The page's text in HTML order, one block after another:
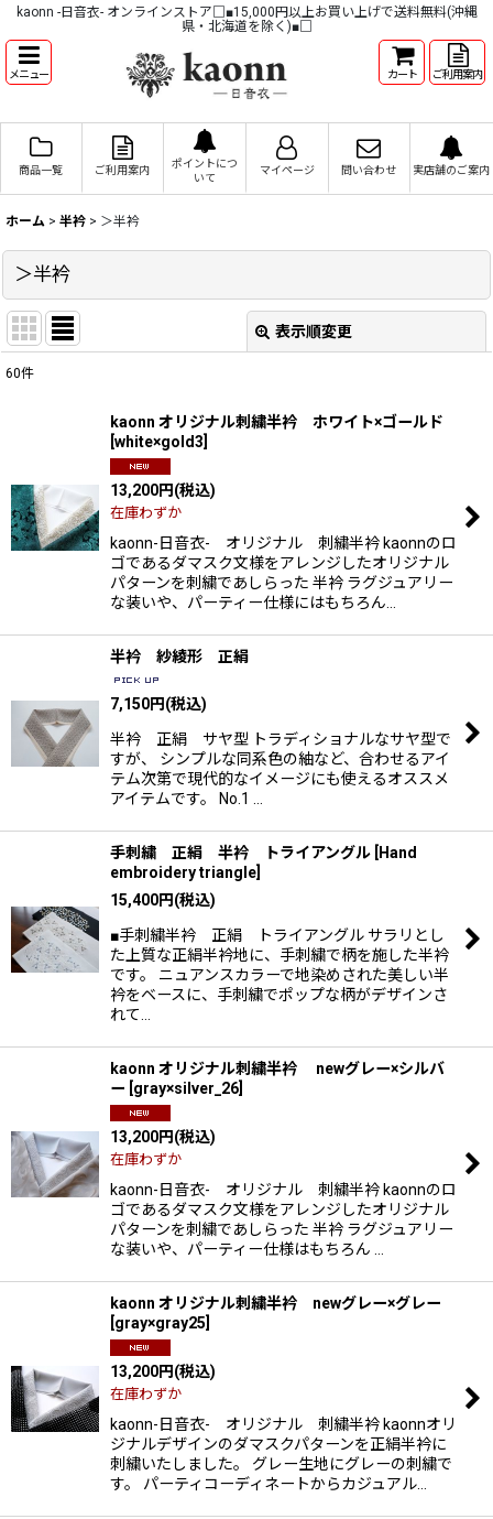
kaonn -日音衣- オンラインストア□■15,000円以上お買い上げで送料無料(沖縄
県・北海道を除く)■□
メニュー カート ご利用案内
商品一覧 ご利用案内
ポイントにつ
いて
マイページ 問い合わせ 実店舗のご案内
ホーム > 半衿 > ＞半衿
＞半衿
表示順変更
60件
kaonn オリジナル刺繍半衿 ホワイト×ゴールド
white×gold3
13,200円(税込)
在庫わずか
kaonn-日音衣- オリジナル 刺繍半衿 kaonnのロ
ゴであるダマスク文様をアレンジしたオリジナル
パターンを刺繍であしらった 半衿 ラグジュアリー
な装いや、パーティー仕様にはもちろん…
半衿 紗綾形 正絹
7,150円(税込)
半衿 正絹 サヤ型 トラディショナルなサヤ型で
すが、 シンプルな同系色の紬など、合わせるアイ
テム次第で現代的なイメージにも使えるオススメ
アイテムです。 No.1 …
手刺繍 正絹 半衿 トライアングル
Hand
embroidery triangle
15,400円(税込)
■手刺繍半衿 正絹 トライアングル サラリとし
た上質な正絹半衿地に、手刺繍で柄を施した半衿
です。 ニュアンスカラーで地染めされた美しい半
衿をベースに、手刺繍でポップな柄がデザインさ
れて…
kaonn オリジナル刺繍半衿 newグレー×シルバ
ー gray×silver_26
13,200円(税込)
在庫わずか
kaonn-日音衣- オリジナル 刺繍半衿 kaonnのロ
ゴであるダマスク文様をアレンジしたオリジナル
パターンを刺繍であしらった 半衿 ラグジュアリー
な装いや、パーティー仕様はもちろん …
kaonn オリジナル刺繍半衿 newグレー×グレー
gray×gray25
13,200円(税込)
在庫わずか
kaonn-日音衣- オリジナル 刺繍半衿 kaonnオリ
ジナルデザインのダマスクパターンを正絹半衿に
刺繍いたしました。 グレー生地にグレーの刺繍で
す。 パーティコーディネートからカジュアル…